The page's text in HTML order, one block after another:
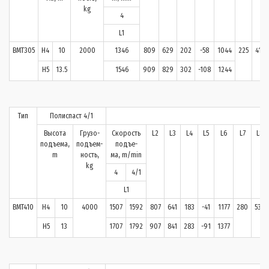
kg
4
L1
BMT305 H4 10 2000 1346 809 629 202 -58 1044 225 415
H5 13.5 1546 909 829 302 -108 1244
Тип Полиспаст 4/1
Высота
подъема,
m
Грузо-
подъем-
ность,
kg
Скорость
подъе-
ма, m/min
L2 L3 L4 L5 L6 L7 L8
4 4/1
L1
BMT410 H4 10 4000 1507 1592 807 641 183 -41 1177 280 536
H5 13 1707 1792 907 841 283 -91 1377